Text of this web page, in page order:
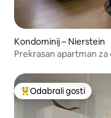
Kondominij – Nierstein
Prekrasan apartman
Među najviše
Odabrali gosti